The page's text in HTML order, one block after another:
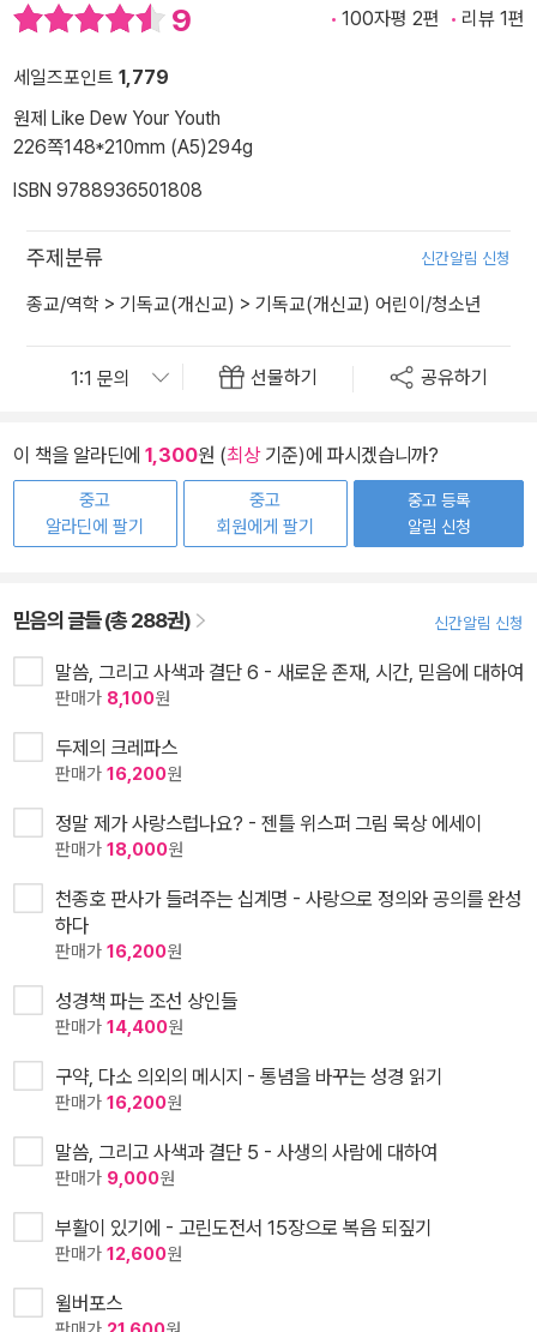
9 100자평 2편 리뷰 1편
세일즈포인트 1,779
원제 Like Dew Your Youth
226쪽148*210mm (A5)294g
ISBN 9788936501808
주제분류 신간알림 신청
종교/역학 > 기독교(개신교) > 기독교(개신교) 어린이/청소년
선물하기 공유하기
이 책을 알라딘에 1,300원 (최상기준)에 파시겠습니까?
중고
알라딘에 팔기
중고
회원에게 팔기
중고 등록
알림 신청
믿음의 글들 (총 288권) 신간알림 신청
말씀, 그리고 사색과 결단 6 - 새로운 존재, 시간, 믿음에 대하여
판매가 8,100원
두제의 크레파스
판매가 16,200원
정말 제가 사랑스럽나요? - 젠틀 위스퍼 그림 묵상 에세이
판매가 18,000원
천종호 판사가 들려주는 십계명 - 사랑으로 정의와 공의를 완성
하다
판매가 16,200원
성경책 파는 조선 상인들
판매가 14,400원
구약, 다소 의외의 메시지 - 통념을 바꾸는 성경 읽기
판매가 16,200원
말씀, 그리고 사색과 결단 5 - 사생의 사람에 대하여
판매가 9,000원
부활이 있기에 - 고린도전서 15장으로 복음 되짚기
판매가 12,600원
윌버포스